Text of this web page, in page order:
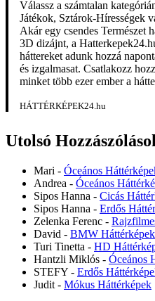
Válassz a számtalan
Játékok, Sztárok-Hírességek
Akár egy csendes Természet
3D dizájnt, a
háttereket adunk hozzá
és izgalmasat. Csatlakozz
minket több ezer ember a
HÁTTÉRKÉPEK24.hu
Utolsó
Mari - Óceános
Andrea - Óceános
Sipos Hanna - Cicás
Sipos Hanna - Erdős
Zelenka Ferenc -
David - BMW Háttérképek
Turi Tinetta - HD
Hantzli Miklós - Óceános
STEFY - Erdős
Judit - Mókus Háttérképek